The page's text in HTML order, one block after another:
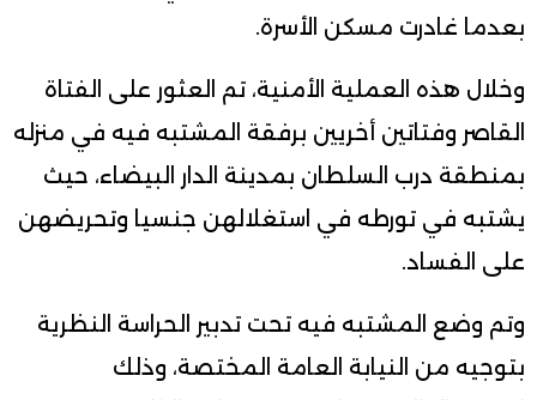
بعدما غادرت مسكن الأسرة.
وخلال هذه العملية الأمنية، تم العثور على الفتاة
القاصر وفتاتين أخريين برفقة المشتبه فيه في منزله
بمنطقة درب السلطان بمدينة الدار البيضاء، حيث
يشتبه في تورطه في استغلالهن جنسيا وتحريضهن
على الفساد.
وتم وضع المشتبه فيه تحت تدبير الحراسة النظرية
بتوجيه من النيابة العامة المختصة، وذلك